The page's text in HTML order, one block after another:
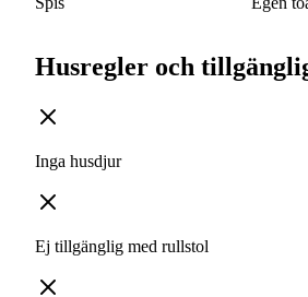
Husregler och
Inga husdjur
Ej tillgänglig med rullstol